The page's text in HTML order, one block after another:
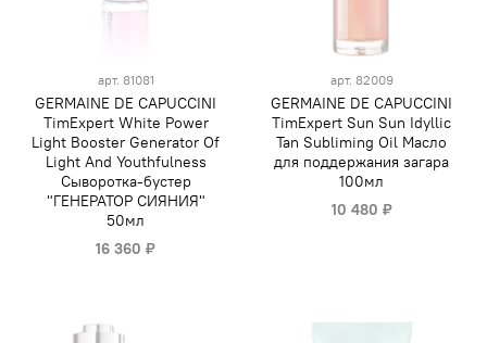
арт. 81081
GERMAINE DE CAPUCCINI
TimExpert White Power
Light Booster Generator Of
Light And Youthfulness
Сыворотка-бустер
"ГЕНЕРАТОР СИЯНИЯ"
50мл
16 360 ₽
арт. 82009
GERMAINE DE CAPUCCINI
TimExpert Sun Sun Idyllic
Tan Subliming Oil Масло
для поддержания загара
100мл
10 480 ₽